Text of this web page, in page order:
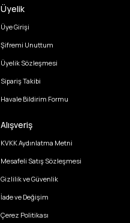
Üyelik
Üye Girişi
Şifremi Unuttum
Üyelik Sözleşmesi
Sipariş Takibi
Havale Bildirim Formu
Alışveriş
KVKK Aydınlatma Metni
Mesafeli Satış Sözleşmesi
Gizlilik ve Güvenlik
İade ve Değişim
Çerez Politikası